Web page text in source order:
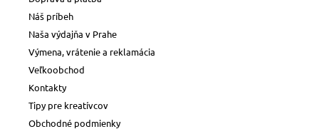
Náš príbeh
Naša výdajňa v Prahe
Výmena, vrátenie a reklamácia
Veľkoobchod
Kontakty
Tipy pre kreatívcov
Obchodné podmienky